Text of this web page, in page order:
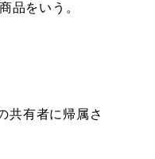
品をいう。
共有者に帰属さ